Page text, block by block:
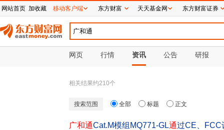
网页 行情 资讯 公告 研报
相关结果约210个
搜索范围 全部 标题 正文
广和通Cat.M模组MQ771-GL通过CE、FCC
网站首页 加收藏 移动客户端 东方财富 天天基金网 东方财富证券